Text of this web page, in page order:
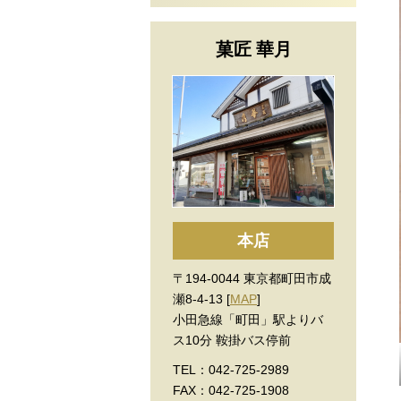
菓匠 華月
本店
〒194-0044 東京都町田市成
瀬8-4-13 [MAP]
小田急線「町田」駅よりバ
ス10分 鞍掛バス停前
TEL：042-725-2989
FAX：042-725-1908